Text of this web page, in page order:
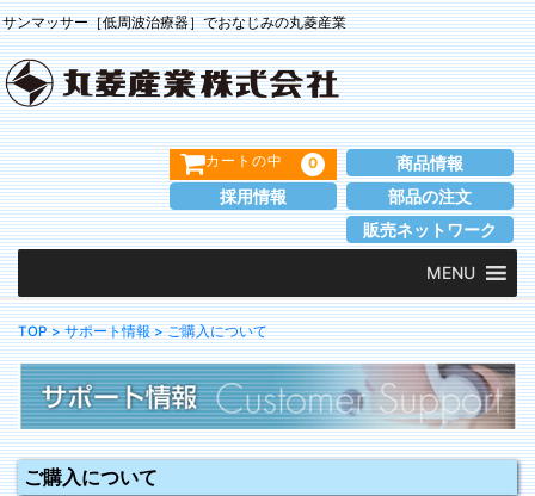
サンマッサー［低周波治療器］でおなじみの丸菱産業
商品情報
カートの中 0
部品の注文
採用情報
販売ネットワーク
MENU
TOP > サポート情報 > ご購入について
ご購入について